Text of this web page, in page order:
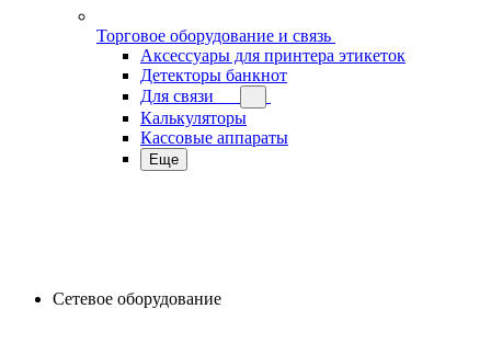
Торговое оборудование и связь
Аксессуары для принтера этикеток
Детекторы банкнот
Для связи
Калькуляторы
Кассовые аппараты
Еще
Сетевое оборудование